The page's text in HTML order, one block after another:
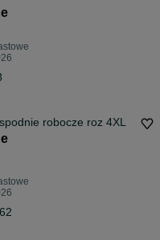
robocze roz 4XL